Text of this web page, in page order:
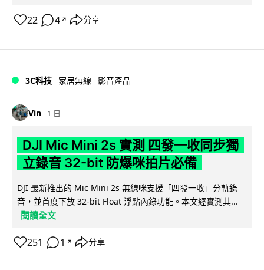
22 4 ↗ 分享
3C科技 家居無線 影音產品
Vin 1 日
DJI Mic Mini 2s 實測 四發一收同步獨
立錄音 32-bit 防爆咪拍片必備
DJI 最新推出的 Mic Mini 2s 無線咪支援「四發一收」分軌錄
音，並首度下放 32-bit Float 浮點內錄功能。本文經實測其...
閱讀全文
251 1 ↗ 分享